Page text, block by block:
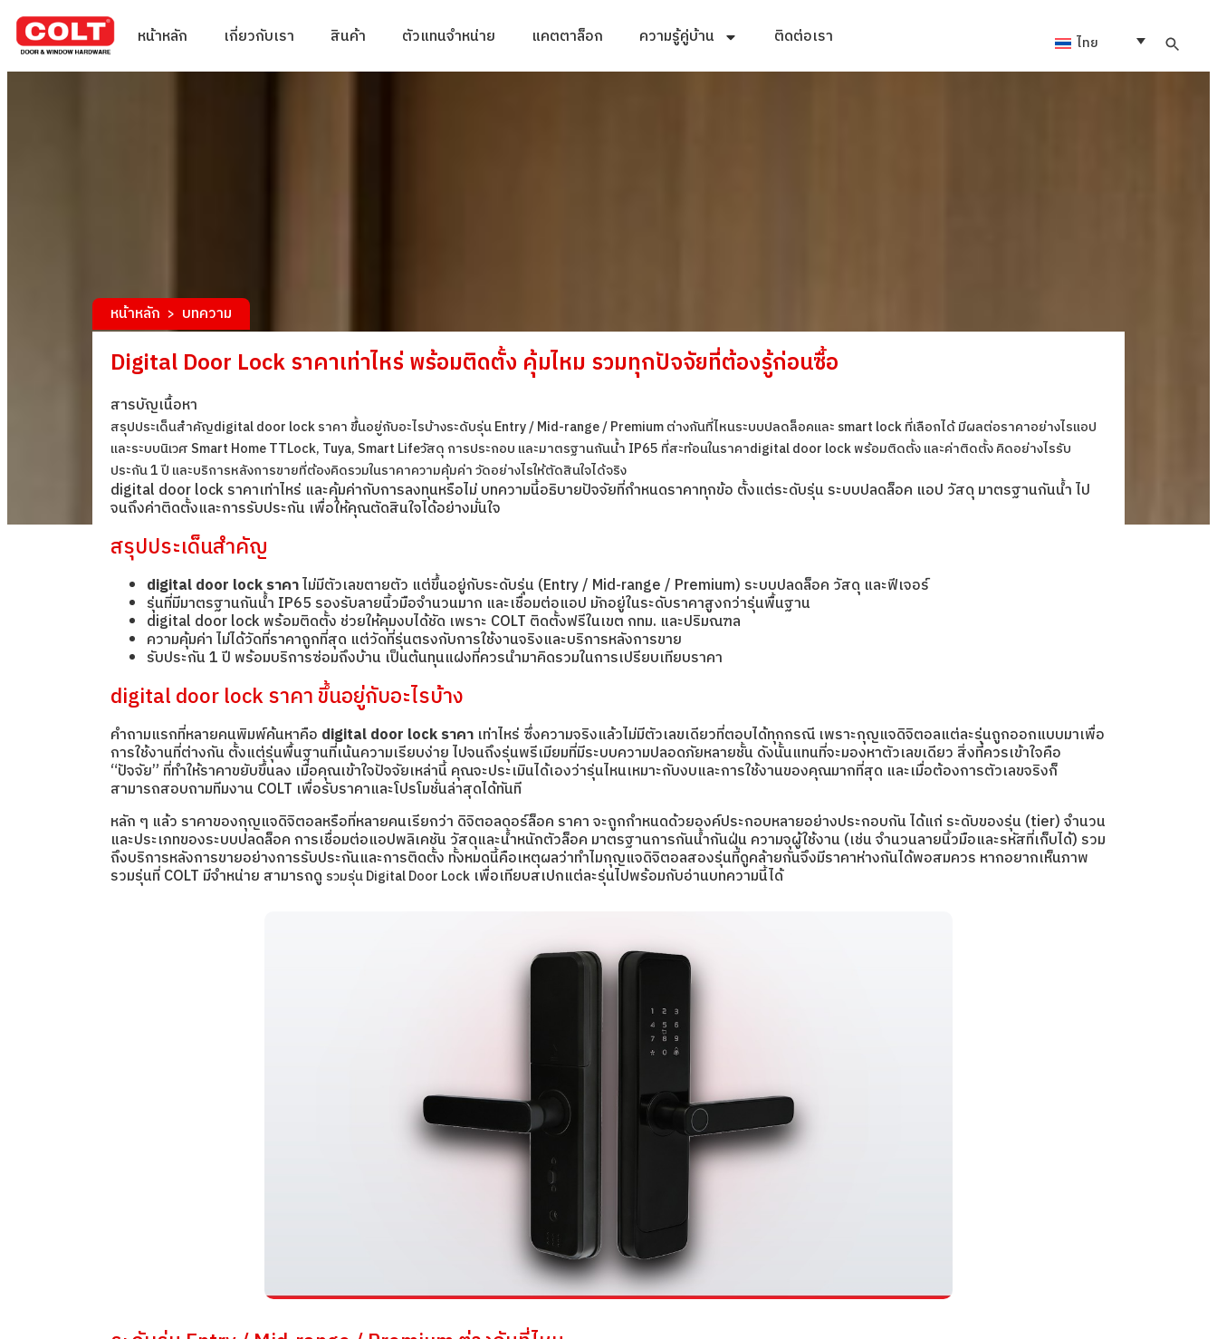
หน้าหลัก เกี่ยวกับเรา สินค้า ตัวแทนจำหน่าย แคตตาล็อก ความรู้คู่บ้าน ติดต่อเรา ไทย
หน้าหลัก > บทความ
Digital Door Lock ราคาเท่าไหร่ พร้อมติดตั้ง คุ้มไหม รวมทุกปัจจัยที่ต้องรู้ก่อนซื้อ
สารบัญเนื้อหา
สรุปประเด็นสำคัญdigital door lock ราคา ขึ้นอยู่กับอะไรบ้างระดับรุ่น Entry / Mid-range / Premium ต่างกันที่ไหนระบบปลดล็อคและ smart lock ที่เลือกได้ มีผลต่อราคาอย่างไรแอป
และระบบนิเวศ Smart Home TTLock, Tuya, Smart Lifeวัสดุ การประกอบ และมาตรฐานกันน้ำ IP65 ที่สะท้อนในราคาdigital door lock พร้อมติดตั้ง และค่าติดตั้ง คิดอย่างไรรับ
ประกัน 1 ปี และบริการหลังการขายที่ต้องคิดรวมในราคาความคุ้มค่า วัดอย่างไรให้ตัดสินใจได้จริง
digital door lock ราคาเท่าไหร่ และคุ้มค่ากับการลงทุนหรือไม่ บทความนี้อธิบายปัจจัยที่กำหนดราคาทุกข้อ ตั้งแต่ระดับรุ่น ระบบปลดล็อค แอป วัสดุ มาตรฐานกันน้ำ ไป
จนถึงค่าติดตั้งและการรับประกัน เพื่อให้คุณตัดสินใจได้อย่างมั่นใจ
สรุปประเด็นสำคัญ
digital door lock ราคาไม่มีตัวเลขตายตัว แต่ขึ้นอยู่กับระดับรุ่น (Entry / Mid-range / Premium) ระบบปลดล็อค วัสดุ และฟีเจอร์
รุ่นที่มีมาตรฐานกันน้ำ IP65 รองรับลายนิ้วมือจำนวนมาก และเชื่อมต่อแอป มักอยู่ในระดับราคาสูงกว่ารุ่นพื้นฐาน
digital door lock พร้อมติดตั้ง ช่วยให้คุมงบได้ชัด เพราะ COLT ติดตั้งฟรีในเขต กทม. และปริมณฑล
ความคุ้มค่า ไม่ได้วัดที่ราคาถูกที่สุด แต่วัดที่รุ่นตรงกับการใช้งานจริงและบริการหลังการขาย
รับประกัน 1 ปี พร้อมบริการซ่อมถึงบ้าน เป็นต้นทุนแฝงที่ควรนำมาคิดรวมในการเปรียบเทียบราคา
digital door lock ราคา ขึ้นอยู่กับอะไรบ้าง
คำถามแรกที่หลายคนพิมพ์ค้นหาคือ digital door lock ราคา เท่าไหร่ ซึ่งความจริงแล้วไม่มีตัวเลขเดียวที่ตอบได้ทุกกรณี เพราะกุญแจดิจิตอลแต่ละรุ่นถูกออกแบบมาเพื่อ
การใช้งานที่ต่างกัน ตั้งแต่รุ่นพื้นฐานที่เน้นความเรียบง่าย ไปจนถึงรุ่นพรีเมียมที่มีระบบความปลอดภัยหลายชั้น ดังนั้นแทนที่จะมองหาตัวเลขเดียว สิ่งที่ควรเข้าใจคือ
“ปัจจัย” ที่ทำให้ราคาขยับขึ้นลง เมื่อคุณเข้าใจปัจจัยเหล่านี้ คุณจะประเมินได้เองว่ารุ่นไหนเหมาะกับงบและการใช้งานของคุณมากที่สุด และเมื่อต้องการตัวเลขจริงก็
สามารถสอบถามทีมงาน COLT เพื่อรับราคาและโปรโมชั่นล่าสุดได้ทันที
หลัก ๆ แล้ว ราคาของกุญแจดิจิตอลหรือที่หลายคนเรียกว่า ดิจิตอลดอร์ล็อค ราคา จะถูกกำหนดด้วยองค์ประกอบหลายอย่างประกอบกัน ได้แก่ ระดับของรุ่น (tier) จำนวน
และประเภทของระบบปลดล็อค การเชื่อมต่อแอปพลิเคชัน วัสดุและน้ำหนักตัวล็อค มาตรฐานการกันน้ำกันฝุ่น ความจุผู้ใช้งาน (เช่น จำนวนลายนิ้วมือและรหัสที่เก็บได้) รวม
ถึงบริการหลังการขายอย่างการรับประกันและการติดตั้ง ทั้งหมดนี้คือเหตุผลว่าทำไมกุญแจดิจิตอลสองรุ่นที่ดูคล้ายกันจึงมีราคาห่างกันได้พอสมควร หากอยากเห็นภาพ
รวมรุ่นที่ COLT มีจำหน่าย สามารถดู รวมรุ่น Digital Door Lock เพื่อเทียบสเปกแต่ละรุ่นไปพร้อมกับอ่านบทความนี้ได้